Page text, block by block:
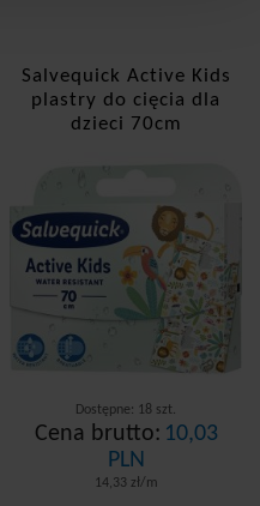
Salvequick Active Kids
plastry do cięcia dla
dzieci 70cm
Dostępne: 18 szt.
Cena brutto: 10,03
PLN
14,33 zł/m